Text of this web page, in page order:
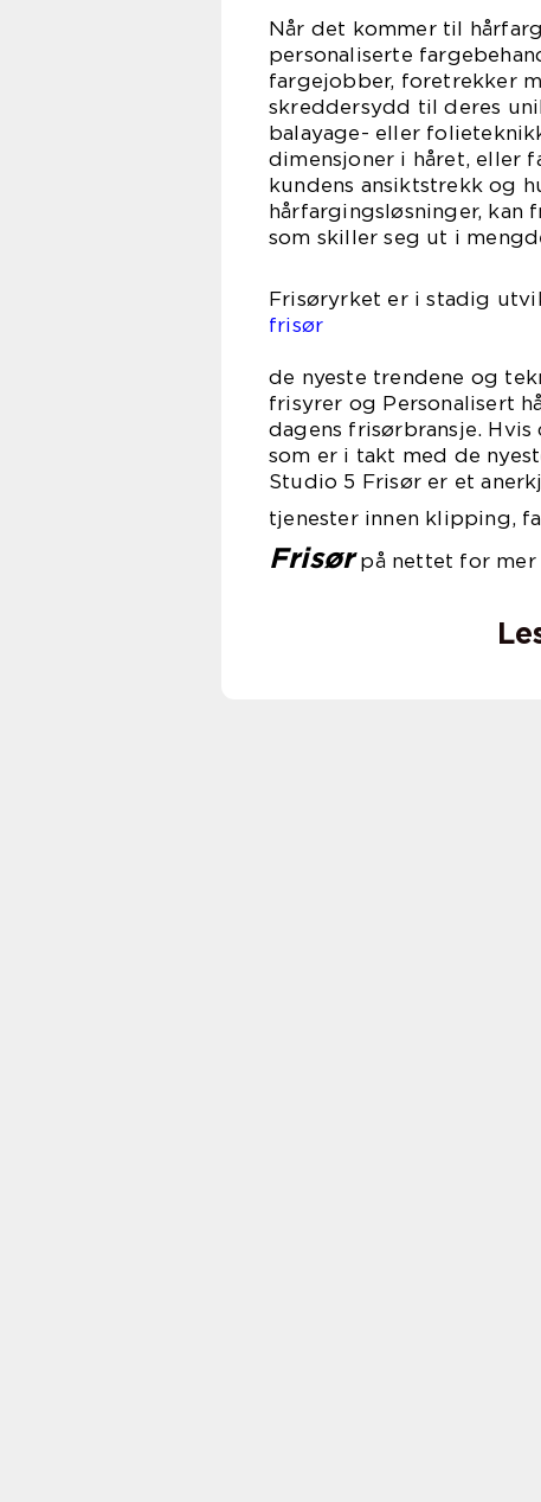
Når det kommer til
personaliserte
fargejobber, foretrekker
skreddersydd til deres
balayage- eller
dimensjoner i håret, eller
kundens ansiktstrekk og
hårfargingsløsninger, kan
som skiller seg ut i
Frisøryrket er i stadig
frisør
å holde
de nyeste trendene og
frisyrer og Personalisert
dagens frisørbransje.
som er i takt med de
Studio 5 Frisør er et
tjenester innen klipping,
Frisør på nettet for mer